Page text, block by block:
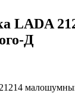
LADA
Д